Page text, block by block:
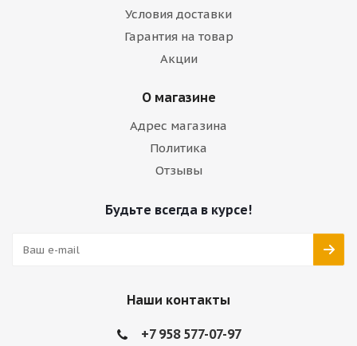
Условия доставки
Гарантия на товар
Акции
О магазине
Адрес магазина
Политика
Отзывы
Будьте всегда в курсе!
Наши контакты
+7 958 577-07-97